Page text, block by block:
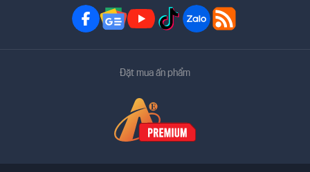
Đặt mua ấn phẩm